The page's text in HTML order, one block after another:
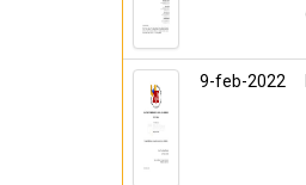
9-feb-2022